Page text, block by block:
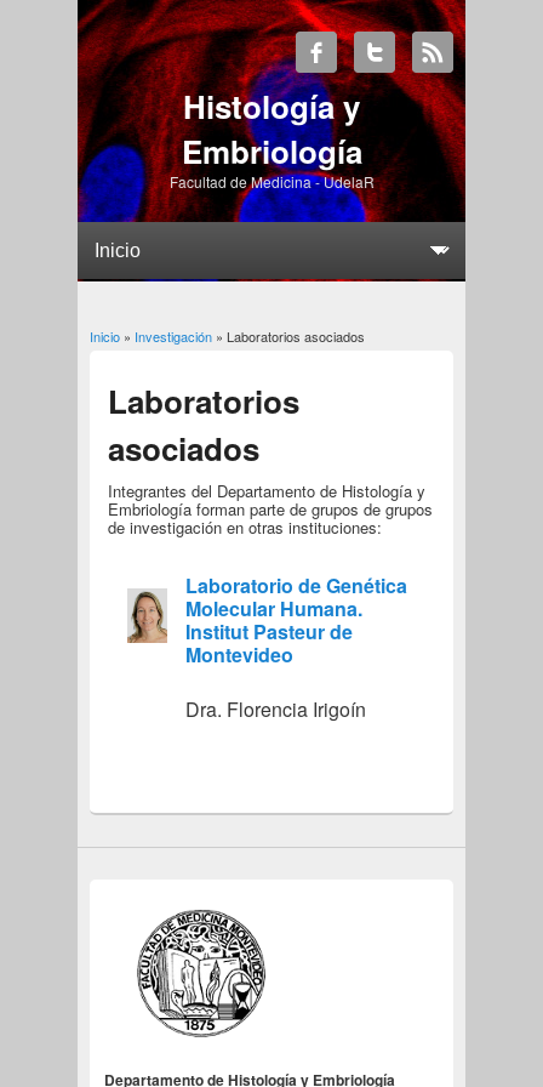
Histología y
Embriología
Facultad de Medicina - UdelaR
Usted está aquí
Inicio» Investigación» Laboratorios asociados
Laboratorios
asociados
Integrantes del Departamento de Histología y
Embriología forman parte de grupos de grupos
de investigación en otras instituciones:
Laboratorio de Genética
Molecular Humana.
Institut Pasteur de
Montevideo
Dra. Florencia Irigoín
Departamento de Histología y Embriología